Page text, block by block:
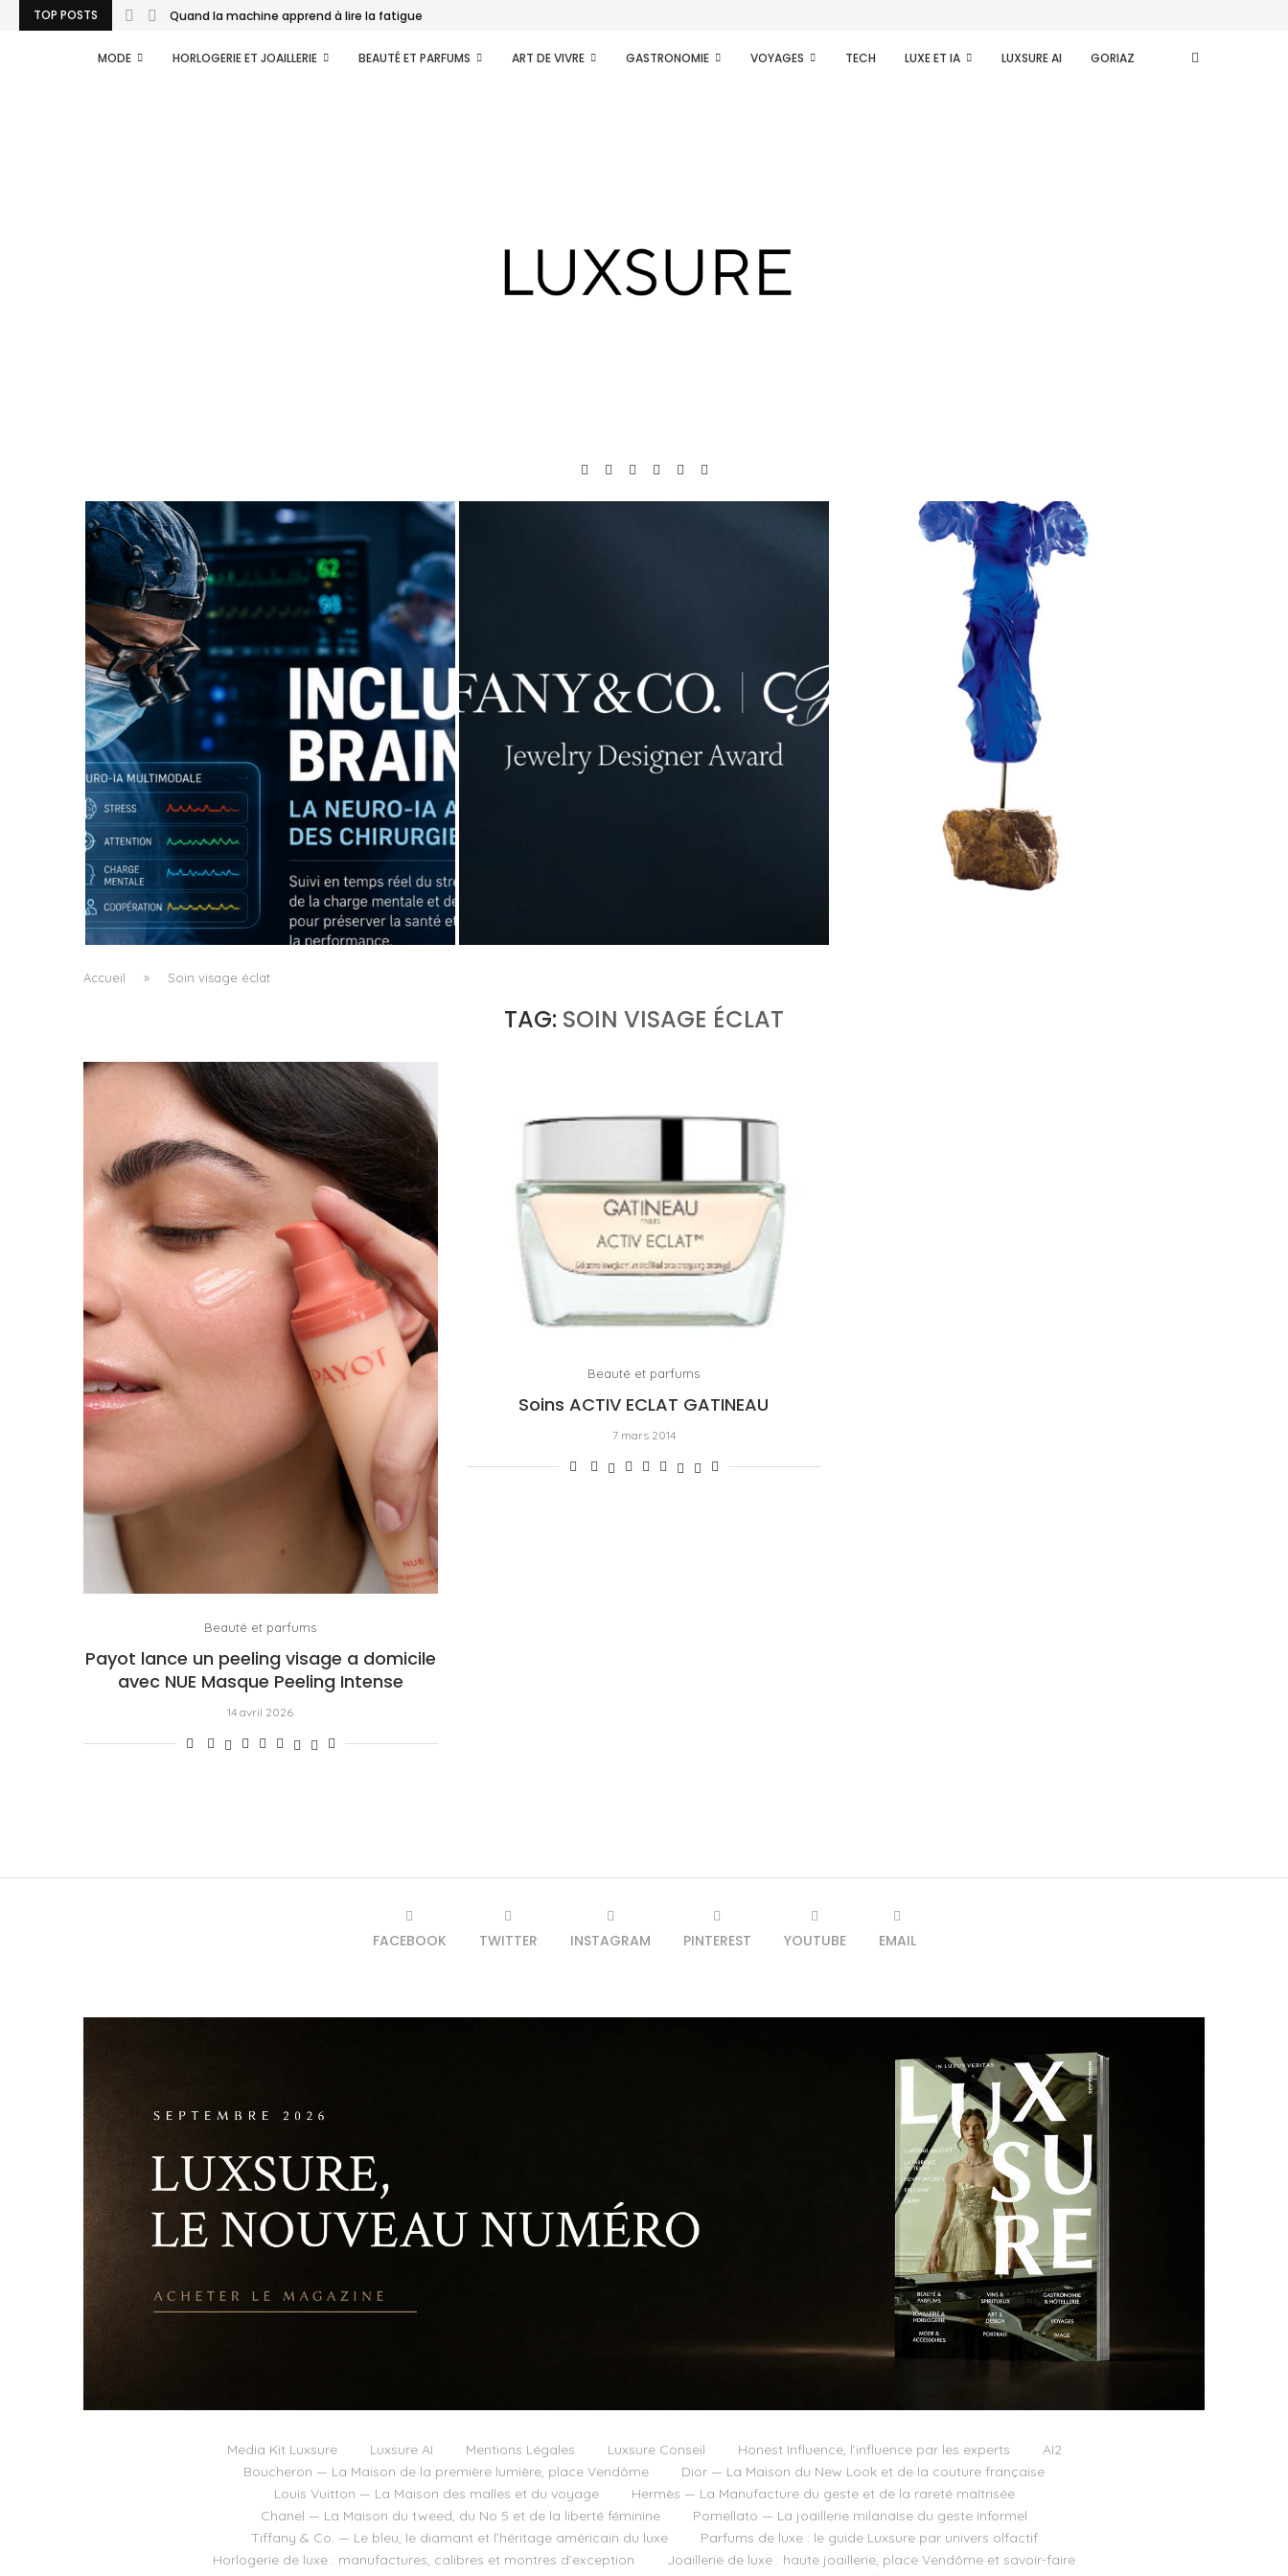
TOP POSTS Quand la machine apprend à lire la fatigue...
MODE HORLOGERIE ET JOAILLERIE BEAUTÉ ET PARFUMS ART DE VIVRE GASTRONOMIE VOYAGES TECH LUXE ET IA LUXSURE AI GORIAZ
QUAND LA MACHINE APPREND À LIRE LA
FATIGUE DU CHIRURGIEN
byPascal Iakovou
À WINGEN-SUR-MODER, QUINZE ANS DE
CRISTAL COMME TERRAIN D’ÉPREUVE
Accueil » Soin visage éclat
TAG: SOIN VISAGE ÉCLAT
Beauté et parfums
Payot lance un peeling visage a domicile
avec NUE Masque Peeling Intense
14 avril 2026
Beauté et parfums
Soins ACTIV ECLAT GATINEAU
7 mars 2014
FACEBOOK TWITTER INSTAGRAM PINTEREST YOUTUBE EMAIL
Media Kit Luxsure Luxsure AI Mentions Légales Luxsure Conseil Honest Influence, l’influence par les experts
AI2
Boucheron — La Maison de la première lumière, place Vendôme
Dior — La Maison du New Look et de la couture française
Louis Vuitton — La Maison des malles et du voyage
Hermès — La Manufacture du geste et de la rareté maîtrisée
Chanel — La Maison du tweed, du No 5 et de la liberté féminine
Pomellato — La joaillerie milanaise du geste informel
Tiffany & Co. — Le bleu, le diamant et l’héritage américain du luxe
Parfums de luxe : le guide Luxsure par univers olfactif
Horlogerie de luxe : manufactures, calibres et montres d’exception
Joaillerie de luxe : haute joaillerie, place Vendôme et savoir-faire